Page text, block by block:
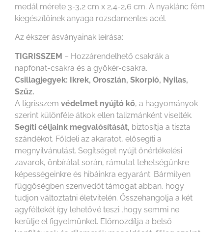
medál mérete 3-3,2 cm x 2,4-2,6 cm. A nyaklánc fém
kiegészítőinek anyaga rozsdamentes acél.
Az ékszer ásványainak leírása:
TIGRISSZEM – Hozzárendelhető csakrák a
napfonat-csakra és a gyökér-csakra.
Csillagjegyek: Ikrek, Oroszlán, Skorpió, Nyilas,
Szűz.
A tigrisszem védelmet nyújtó kő, a hagyományok
szerint különféle átkok ellen talizmánként viselték.
Segíti céljaink megvalósítását, biztosítja a tiszta
szándékot. Földeli az akaratot, elősegíti a
megnyilvánulást. Segítséget nyújt önértékelési
zavarok, önbírálat során, rámutat tehetségünkre
képességeinkre és hibáinkra egyaránt. Bármilyen
függőségben szenvedőt támogat abban, hogy
tudjon változtatni életvitelén. Összehangolja a két
agyféltekét így lehetővé teszi ,hogy semmi ne
kerülje el figyelmünket. Előmozdítja a belső